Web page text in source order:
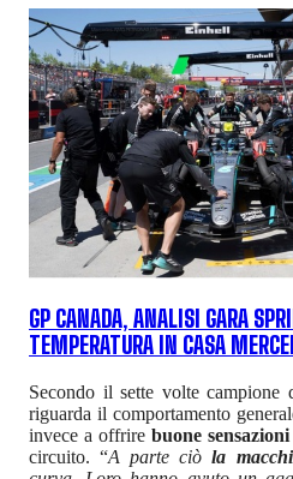
GP CANADA, ANALISI GARA
TEMPERATURA IN CASA
Secondo il sette volte
riguarda il comportamento
invece a offrire buone sensazioni
circuito. “A parte ciòla